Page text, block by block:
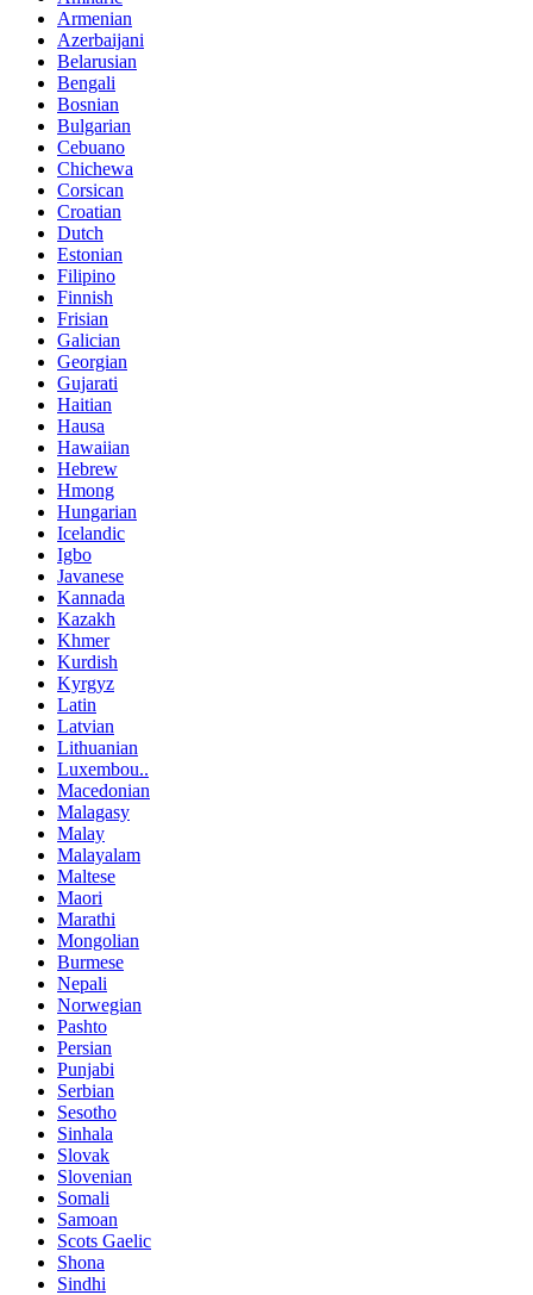
Armenian
Azerbaijani
Belarusian
Bengali
Bosnian
Bulgarian
Cebuano
Chichewa
Corsican
Croatian
Dutch
Estonian
Filipino
Finnish
Frisian
Galician
Georgian
Gujarati
Haitian
Hausa
Hawaiian
Hebrew
Hmong
Hungarian
Icelandic
Igbo
Javanese
Kannada
Kazakh
Khmer
Kurdish
Kyrgyz
Latin
Latvian
Lithuanian
Luxembou..
Macedonian
Malagasy
Malay
Malayalam
Maltese
Maori
Marathi
Mongolian
Burmese
Nepali
Norwegian
Pashto
Persian
Punjabi
Serbian
Sesotho
Sinhala
Slovak
Slovenian
Somali
Samoan
Scots Gaelic
Shona
Sindhi